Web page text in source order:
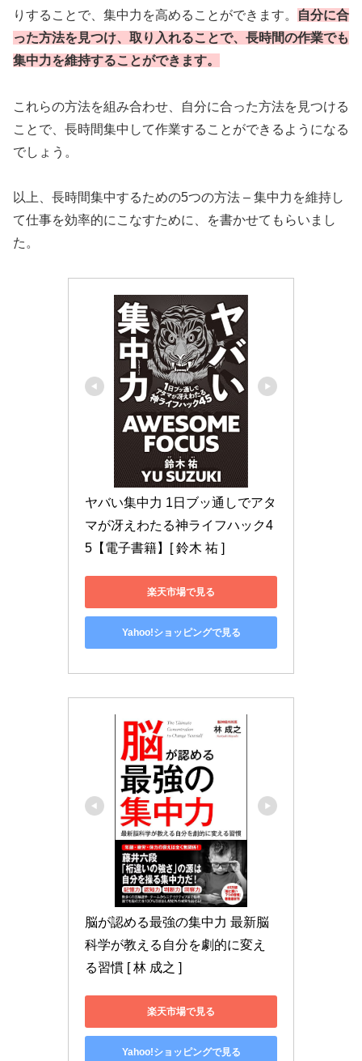
りすることで、集中力を高めることができます。
自分に合
った方法を見つけ、取り入れることで、長時間の作業でも
集中力を維持することができます。
これらの方法を組み合わせ、自分に合った方法を見つける
ことで、長時間集中して作業することができるようになる
でしょう。
以上、長時間集中するための5つの方法 – 集中力を維持し
て仕事を効率的にこなすために、を書かせてもらいまし
た。
ヤバい集中力 1日ブッ通しでアタ
マが冴えわたる神ライフハック4
5【電子書籍】[ 鈴木 祐 ]
楽天市場で見る
Yahoo!ショッピングで見る
脳が認める最強の集中力 最新脳
科学が教える自分を劇的に変え
る習慣 [ 林 成之 ]
楽天市場で見る
Yahoo!ショッピングで見る